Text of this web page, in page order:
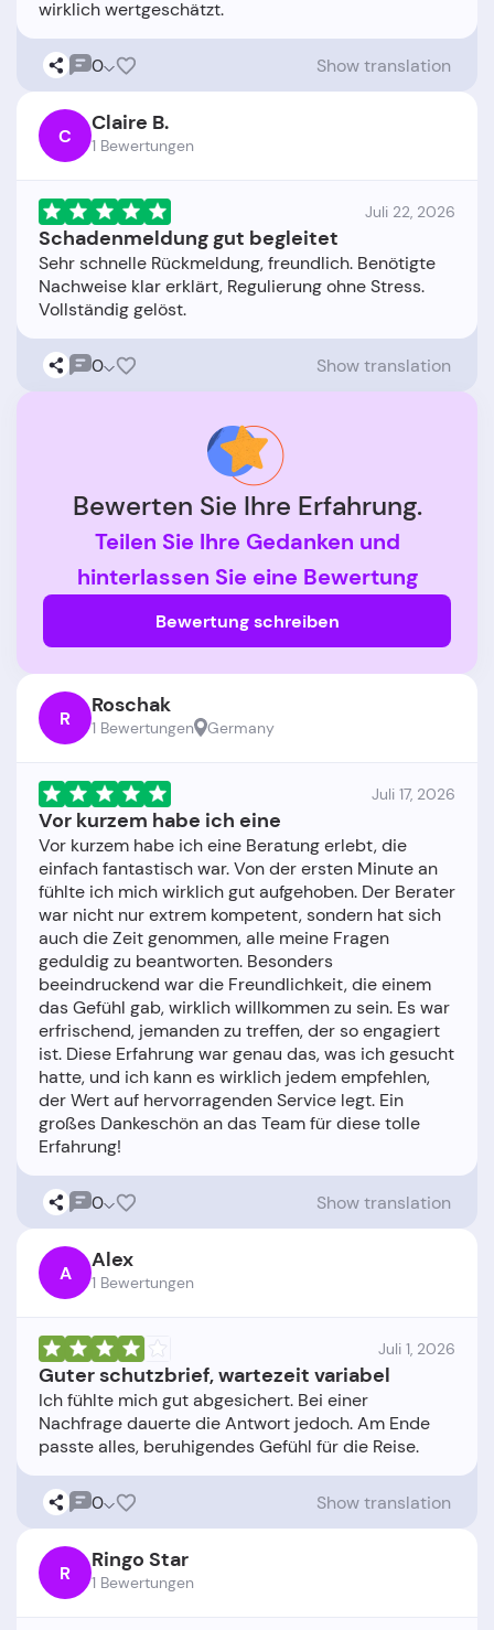
0 Show translation
C Claire B.
1 Bewertungen
Juli 22, 2026
Schadenmeldung gut begleitet
Sehr schnelle Rückmeldung, freundlich. Benötigte
Nachweise klar erklärt, Regulierung ohne Stress.
0 Show translation
Bewerten Sie Ihre Erfahrung.
Teilen Sie Ihre Gedanken und
hinterlassen Sie eine Bewertung
Bewertung schreiben
R Roschak
1 Bewertungen Germany
Juli 17, 2026
Vor kurzem habe ich eine
Vor kurzem habe ich eine Beratung erlebt, die
einfach fantastisch war. Von der ersten Minute an
fühlte ich mich wirklich gut aufgehoben. Der Berater
war nicht nur extrem kompetent, sondern hat sich
auch die Zeit genommen, alle meine Fragen
geduldig zu beantworten. Besonders
beeindruckend war die Freundlichkeit, die einem
das Gefühl gab, wirklich willkommen zu sein. Es war
erfrischend, jemanden zu treffen, der so engagiert
ist. Diese Erfahrung war genau das, was ich gesucht
hatte, und ich kann es wirklich jedem empfehlen,
der Wert auf hervorragenden Service legt. Ein
großes Dankeschön an das Team für diese tolle
0 Show translation
A Alex
1 Bewertungen
Juli 1, 2026
Guter schutzbrief, wartezeit variabel
Ich fühlte mich gut abgesichert. Bei einer
Nachfrage dauerte die Antwort jedoch. Am Ende
0 Show translation
R Ringo Star
1 Bewertungen